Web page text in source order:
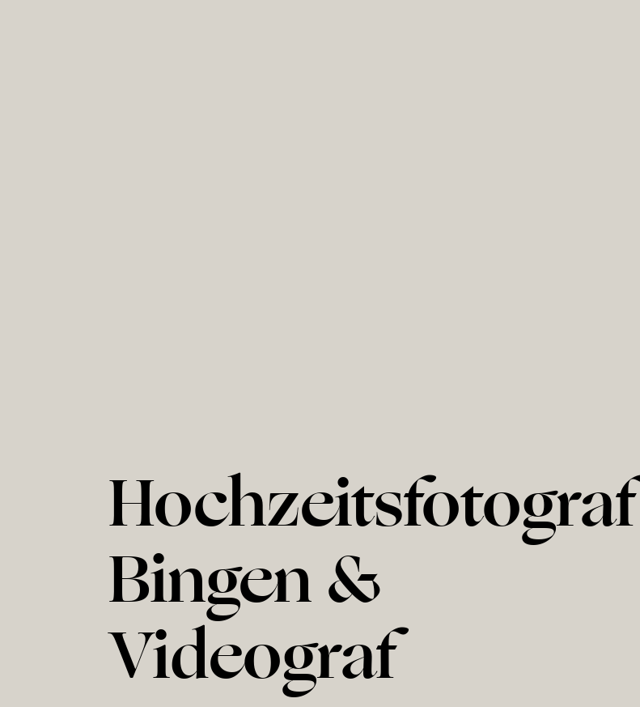
Hochzeitsfotograf
Bingen &
Videograf